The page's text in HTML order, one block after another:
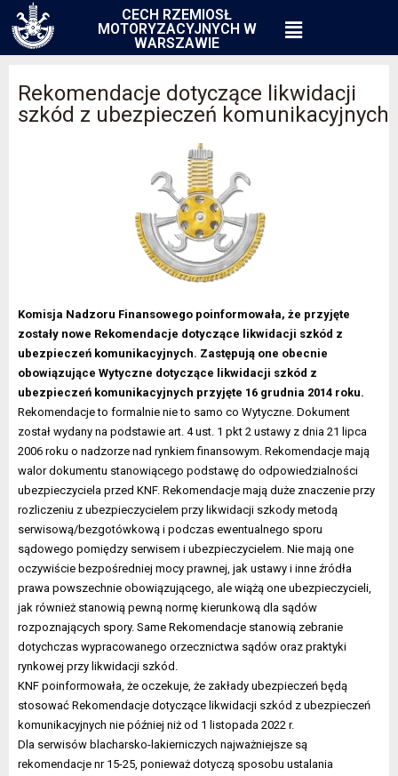
CECH RZEMIOSŁ
MOTORYZACYJNYCH W
WARSZAWIE
Rekomendacje dotyczące likwidacji
szkód z ubezpieczeń komunikacyjnych
Komisja Nadzoru Finansowego poinformowała, że przyjęte
zostały nowe Rekomendacje dotyczące likwidacji szkód z
ubezpieczeń komunikacyjnych. Zastępują one obecnie
obowiązujące Wytyczne dotyczące likwidacji szkód z
ubezpieczeń komunikacyjnych przyjęte 16 grudnia 2014 roku.
Rekomendacje to formalnie nie to samo co Wytyczne. Dokument
został wydany na podstawie art. 4 ust. 1 pkt 2 ustawy z dnia 21 lipca
2006 roku o nadzorze nad rynkiem finansowym. Rekomendacje mają
walor dokumentu stanowiącego podstawę do odpowiedzialności
ubezpieczyciela przed KNF. Rekomendacje mają duże znaczenie przy
rozliczeniu z ubezpieczycielem przy likwidacji szkody metodą
serwisową/bezgotówkową i podczas ewentualnego sporu
sądowego pomiędzy serwisem i ubezpieczycielem. Nie mają one
oczywiście bezpośredniej mocy prawnej, jak ustawy i inne źródła
prawa powszechnie obowiązującego, ale wiążą one ubezpieczycieli,
jak również stanowią pewną normę kierunkową dla sądów
rozpoznających spory. Same Rekomendacje stanowią zebranie
dotychczas wypracowanego orzecznictwa sądów oraz praktyki
rynkowej przy likwidacji szkód.
KNF poinformowała, że oczekuje, że zakłady ubezpieczeń będą
stosować Rekomendacje dotyczące likwidacji szkód z ubezpieczeń
komunikacyjnych nie później niż od 1 listopada 2022 r.
Dla serwisów blacharsko-lakierniczych najważniejsze są
rekomendacje nr 15-25, ponieważ dotyczą sposobu ustalania